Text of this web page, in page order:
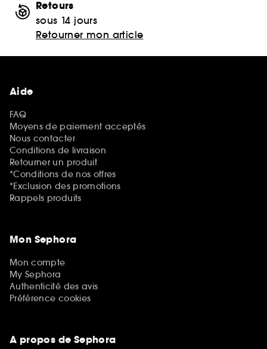
Retours
sous 14 jours
Retourner mon article
Aide
FAQ
Moyens de paiement acceptés
Nous contacter
Conditions de livraison
Retourner un produit
*Conditions de nos offres
*Exclusion des promotions
Rappels produits
Mon Sephora
Mon compte
My Sephora
Authenticité des avis
Préférence cookies
A propos de Sephora